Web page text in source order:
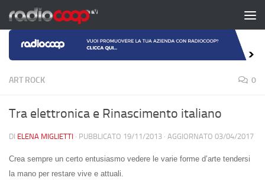
Salta al contenuto
ART ROCK 0
Tra elettronica e Rinascimento italiano
DI ELENA MIGLIETTI · PUBBLICATO 19/11/2013 · AGGIORNATO 03/04/2017
Crea sempre un certo entusiasmo vedere le varie forme d’arte tendersi
la mano per restare vive e attuali.